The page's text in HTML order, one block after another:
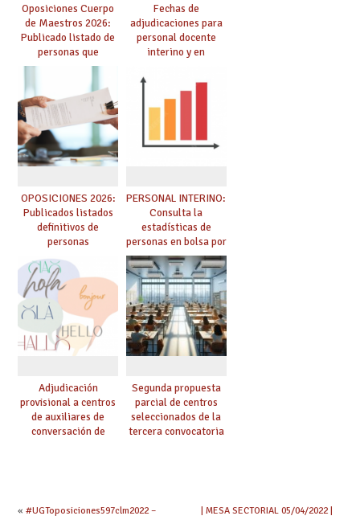
Oposiciones Cuerpo
de Maestros 2026:
Publicado listado de
personas que
adquieren nueva
especialidad
Fechas de
adjudicaciones para
personal docente
interino y en
debes saber
OPOSICIONES 2026:
Publicados listados
definitivos de
personas
seleccionadas. ¿Qué
hacer ahora si he
obtenido plaza?
PERSONAL INTERINO:
Consulta la
estadísticas de
personas en bolsa por
cuerpo, especialidad
y tipo de bolsa para
el curso 26/27
Adjudicación
provisional a centros
de auxiliares de
conversación de
Segunda propuesta
parcial de centros
seleccionados de la
tercera convocatoria
« #UGToposiciones597clm2022 –
| MESA SECTORIAL 05/04/2022 |